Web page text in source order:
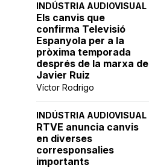
INDÚSTRIA AUDIOVISUAL
Els canvis que
confirma Televisió
Espanyola per a la
pròxima temporada
després de la marxa de
Javier Ruiz
Víctor Rodrigo
INDÚSTRIA AUDIOVISUAL
RTVE anuncia canvis
en diverses
corresponsalies
importants